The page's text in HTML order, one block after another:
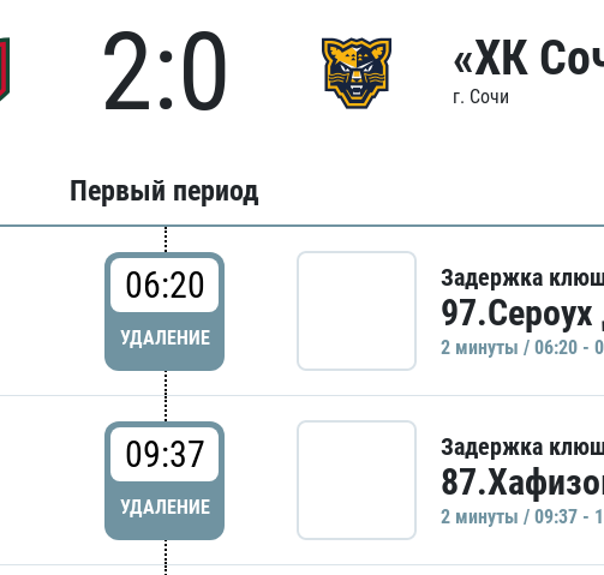
2:0 «ХК
г. Сочи
Первый период
06:20
УДАЛЕНИЕ
Задержка
2 минуты / 06:20 -
09:37
УДАЛЕНИЕ
Задержка
2 минуты / 09:37 -